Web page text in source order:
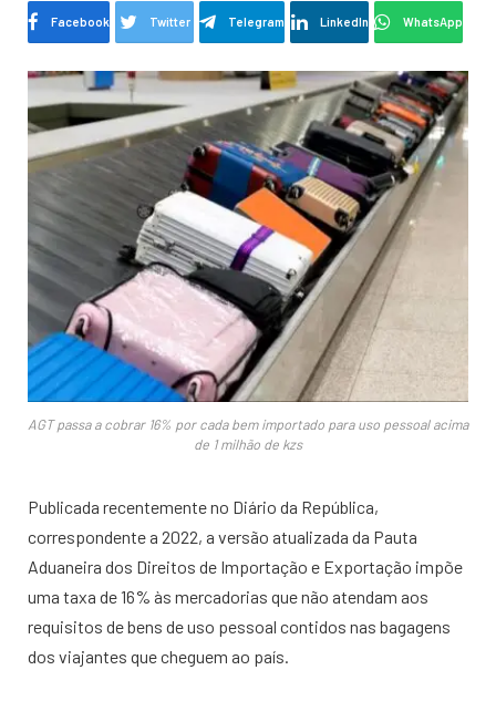
Facebook Twitter Telegram LinkedIn WhatsApp
AGT passa a cobrar 16% por cada bem importado para uso pessoal acima
de 1 milhão de kzs
Publicada recentemente no Diário da República,
correspondente a 2022, a versão atualizada da Pauta
Aduaneira dos Direitos de Importação e Exportação impõe
uma taxa de 16% às mercadorias que não atendam aos
requisitos de bens de uso pessoal contidos nas bagagens
dos viajantes que cheguem ao país.